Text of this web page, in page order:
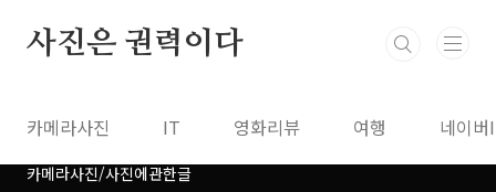
사진은 권력이다
카메라사진 IT 영화리뷰 여행 네이
카메라사진/사진에관한글